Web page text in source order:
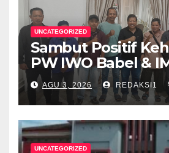
UNCATEGORIZED
Sambut Positif
PW IWO Babel &
Walikota
Apresiasi Peran
AGU 3, 2026 REDAKSI1
UNCATEGORIZED